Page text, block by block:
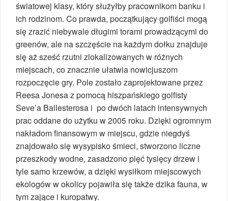
światowej klasy, który służyłby pracownikom banku i
ich rodzinom. Co prawda, początkujący golfiści mogą
się zrazić niebywale długimi torami prowadzącymi do
greenów, ale na szczęście na każdym dołku znajduje
się aż sześć rzutni zlokalizowanych w różnych
miejscach, co znacznie ułatwia nowicjuszom
rozpoczęcie gry. Pole zostało zaprojektowane przez
Reesa Jonesa z pomocą hiszpańskiego golfisty
Seve’a Ballesterosa i po dwóch latach intensywnych
prac oddane do użytku w 2005 roku. Dzięki ogromnym
nakładom finansowym w miejscu, gdzie niegdyś
znajdowało się wysypisko śmieci, stworzono liczne
przeszkody wodne, zasadzono pięć tysięcy drzew i
tyle samo krzewów, a dzięki wysiłkom miejscowych
ekologów w okolicy pojawiła się także dzika fauna, w
tym zające i kuropatwy.